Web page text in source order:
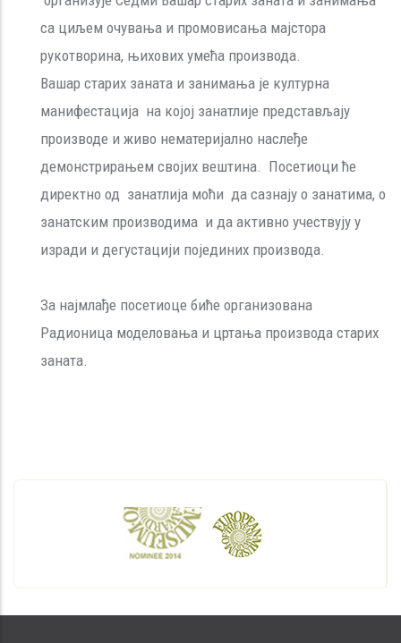
са циљем очувања и промовисања мајстора
рукотворина, њихових умећa производа.
Вашар старих заната и занимања је културна
манифестација на којој занатлије представљају
производе и живо нематеријално наслеђе
демонстрирањем својих вештина. Посетиоци ће
директно од занатлија моћи да сазнају о занатима, o
занатским производима и да активно учествују у
изради и дегустацији појединих производа.
За најмлађе посетиоце биће организована
Радионица моделовања и цртања производа старих
заната.